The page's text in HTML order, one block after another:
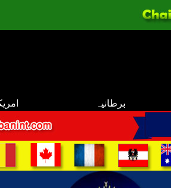
برطانیہ